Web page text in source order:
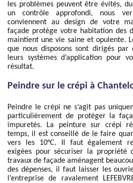
les problèmes peuvent être évités,
un contrôle approfondi, nous
conviennent au design de votre
façade protège votre habitation des
maintient une vie saine et opulente.
que nous disposons sont dirigés par
leurs systèmes d’application pour
résultat.
Peindre sur le crépi à
Peindre le crépi ne s’agit pas
particulièrement de protéger la
impuretés. La peinture sur crépi
temps, il est conseillé de le faire
vers les 10°C. Il faut également
exigées pour sécuriser la propriété
travaux de façade aménagent
des dépenses, il faut laisser les
l’entreprise de ravalement